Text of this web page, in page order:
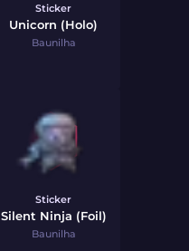
Sticker
Unicorn (Holo)
Baunilha
Sticker
Silent Ninja (Foil)
Baunilha